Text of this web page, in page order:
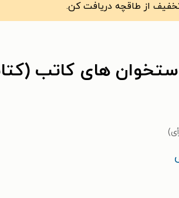
مقابل استخوان‌ های کاتب